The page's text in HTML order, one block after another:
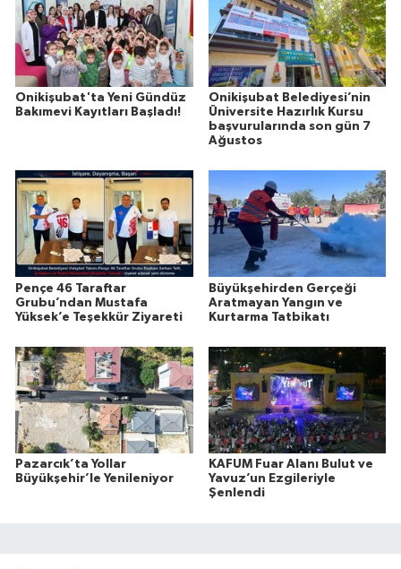
Onikişubat'ta Yeni Gündüz
Bakımevi Kayıtları Başladı!
Onikişubat Belediyesi’nin
Üniversite Hazırlık Kursu
başvurularında son gün 7
Ağustos
Pençe 46 Taraftar
Grubu’ndan Mustafa
Yüksek’e Teşekkür Ziyareti
Büyükşehirden Gerçeği
Aratmayan Yangın ve
Kurtarma Tatbikatı
Pazarcık’ta Yollar
Büyükşehir’le Yenileniyor
KAFUM Fuar Alanı Bulut ve
Yavuz’un Ezgileriyle
Şenlendi